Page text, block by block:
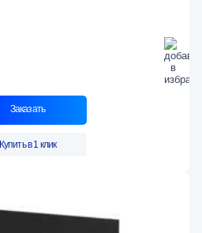
Заказать
Купить в 1 клик